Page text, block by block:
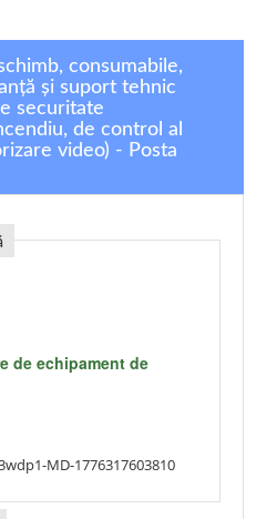
consumabile,
și suport tehnic
securitate
de control al
video) - Posta
de echipament de
MD-1776317603810